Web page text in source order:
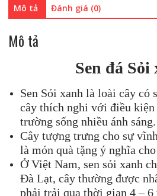
Mô tả Đánh giá (0)
Mô tả
Sen đá Sỏi
Sen Sỏi xanh là loài cây có
cây thích nghi với điều kiện
trường sống nhiều ánh sáng.
Cây tượng trưng cho sự
là món quà tặng ý nghĩa
Ở Việt Nam, sen sỏi xanh
Đà Lạt, cây thường được
phải trải qua thời gian 4 – 6